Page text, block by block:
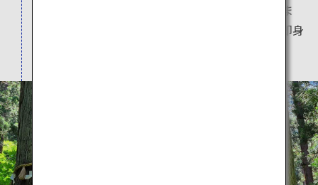
とは「生まれ変わりの旅」になると言われていま
す。生きながら土の中の石室に入り仏になった即身